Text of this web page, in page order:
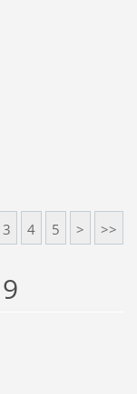
3 4 5 > >>